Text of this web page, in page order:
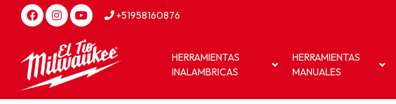
+51958160876
HERRAMIENTAS
INALAMBRICAS
HERRAMIENTAS
MANUALES